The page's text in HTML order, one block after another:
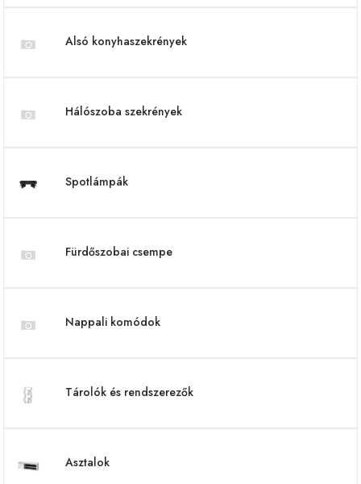
Alsó konyhaszekrények
Hálószoba szekrények
Spotlámpák
Fürdőszobai csempe
Nappali komódok
Tárolók és rendszerezők
Asztalok